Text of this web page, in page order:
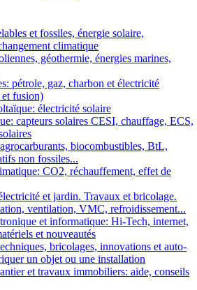
et fossiles, énergie solaire,
climatique
géothermie, énergies marines,
pétrole, gaz, charbon et électricité
fusion)
électricité solaire
capteurs solaires CESI, chauffage, ECS,
biocombustibles, BtL,
non fossiles...
CO2, réchauffement, effet de
et jardin. Travaux et bricolage.
ventilation, VMC, refroidissement...
et informatique: Hi-Tech, internet,
et nouveautés
bricolages, innovations et auto-
un objet ou une installation
et travaux immobiliers: aide, conseils